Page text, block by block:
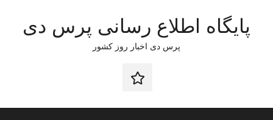
content
پایگاه اطلاع رسانی پرس دی
پرس دی اخبار روز کشور
صفحه